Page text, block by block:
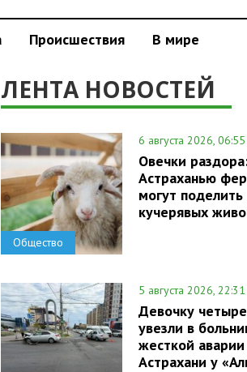
Происшествия В мире
ЛЕНТА НОВОСТЕЙ
Общество
6 августа 2026, 06:55
Овечки
Астраханью
могут
кучерявых
5 августа 2026, 22:31
Девочку
увезли в
жесткой
Астрахани у